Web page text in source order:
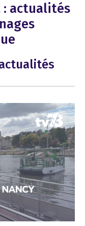
: actualités